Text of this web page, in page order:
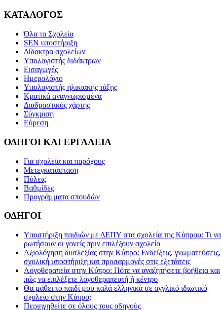
ΚΑΤΑΛΟΓΟΣ
Όλα τα Σχολεία
SEN υποστήριξη
Δίδακτρα σχολείων
Υπολογιστής διδάκτρων
Εισαγωγές
Ημερολόγιο
Υπολογιστής ηλικιακής τάξης
Κρατικά αναγνωρισμένα
Διαδραστικός χάρτης
Σύγκριση
Εύρεση
ΟΔΗΓΟΙ ΚΑΙ ΕΡΓΑΛΕΙΑ
Για σχολεία και παρόχους
Μετεγκατάσταση
Πόλεις
Βαθμίδες
Προγράμματα σπουδών
ΟΔΗΓΟΙ
Υποστήριξη παιδιών με ΔΕΠΥ στα σχολεία της Κύπρου: Τι να
ρωτήσουν οι γονείς πριν επιλέξουν σχολείο
Αξιολόγηση δυσλεξίας στην Κύπρο: Ενδείξεις, γνωματεύσεις,
σχολική υποστήριξη και προσαρμογές στις εξετάσεις
Λογοθεραπεία στην Κύπρο: Πότε να αναζητήσετε βοήθεια και
πώς να επιλέξετε λογοθεραπευτή ή κέντρο
Θα μάθει το παιδί μου καλά ελληνικά σε αγγλικό ιδιωτικό
σχολείο στην Κύπρο;
Περιηγηθείτε σε όλους τους οδηγούς